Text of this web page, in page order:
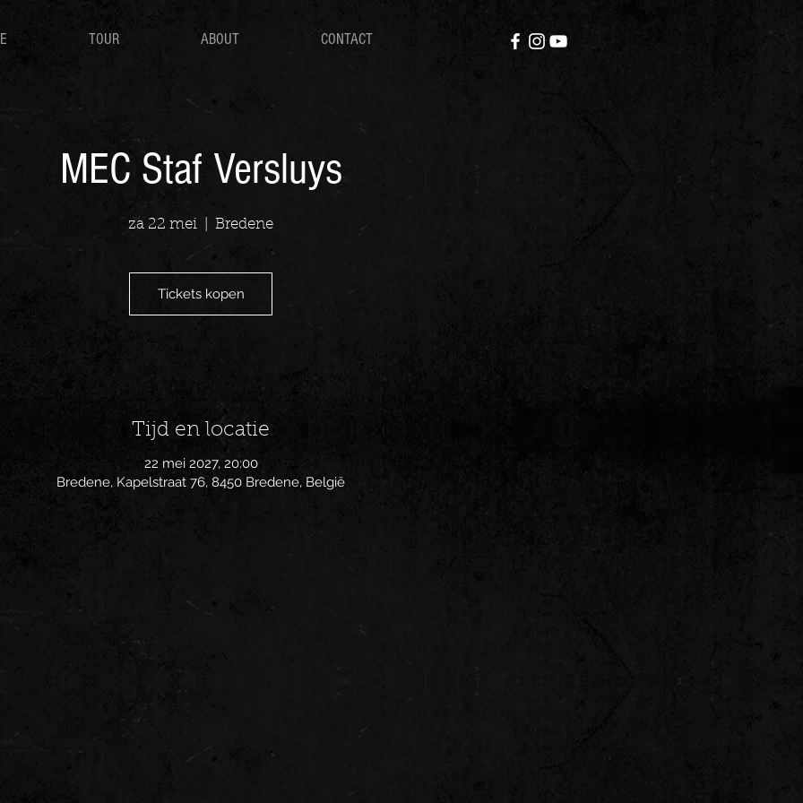
TOUR ABOUT CONTACT
MEC Staf Versluys
za 22 mei Bredene
Tickets kopen
Tijd en locatie
22 mei 2027, 20:00
Bredene, Kapelstraat 76, 8450 Bredene, België